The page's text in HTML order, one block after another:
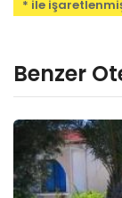
* ile
Benzer